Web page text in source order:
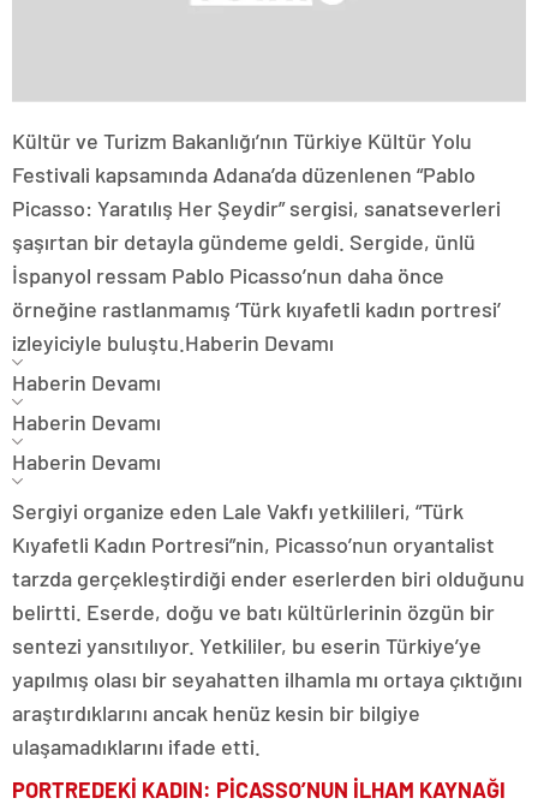
Kültür ve Turizm Bakanlığı’nın Türkiye Kültür Yolu
Festivali kapsamında Adana’da düzenlenen “Pablo
Picasso: Yaratılış Her Şeydir” sergisi, sanatseverleri
şaşırtan bir detayla gündeme geldi. Sergide, ünlü
İspanyol ressam Pablo Picasso’nun daha önce
örneğine rastlanmamış ‘Türk kıyafetli kadın portresi’
izleyiciyle buluştu. Haberin Devamı
Haberin Devamı
Haberin Devamı
Haberin Devamı
Sergiyi organize eden Lale Vakfı yetkilileri, “Türk
Kıyafetli Kadın Portresi”nin, Picasso’nun oryantalist
tarzda gerçekleştirdiği ender eserlerden biri olduğunu
belirtti. Eserde, doğu ve batı kültürlerinin özgün bir
sentezi yansıtılıyor. Yetkililer, bu eserin Türkiye’ye
yapılmış olası bir seyahatten ilhamla mı ortaya çıktığını
araştırdıklarını ancak henüz kesin bir bilgiye
ulaşamadıklarını ifade etti.
PORTREDEKİ KADIN: PİCASSO’NUN İLHAM KAYNAĞI